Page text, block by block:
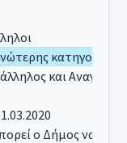
κατηγορίας
και
ο Δήμος να